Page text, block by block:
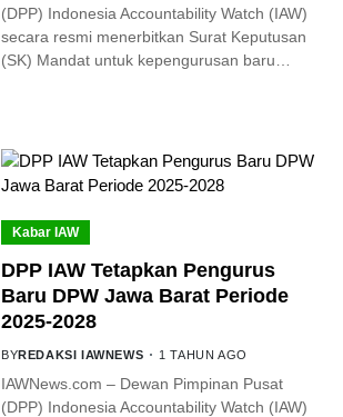
(DPP) Indonesia Accountability Watch (IAW)
secara resmi menerbitkan Surat Keputusan
(SK) Mandat untuk kepengurusan baru…
Kabar IAW
DPP IAW Tetapkan Pengurus
Baru DPW Jawa Barat Periode
2025-2028
BYREDAKSI IAWNEWS 1 TAHUN AGO
IAWNews.com – Dewan Pimpinan Pusat
(DPP) Indonesia Accountability Watch (IAW)